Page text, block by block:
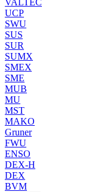
UCP
SWU
SUS
SUR
SUMX
SMEX
SME
MUB
MU
MST
MAKO
Gruner
FWU
ENSO
DEX-H
DEX
BVM